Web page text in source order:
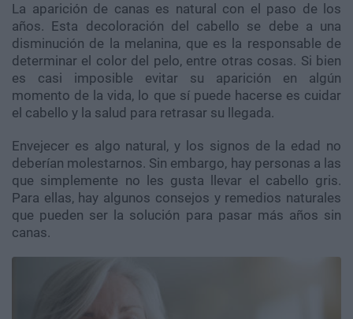
La aparición de canas es natural con el paso de los
años. Esta decoloración del cabello se debe a una
disminución de la melanina, que es la responsable de
determinar el color del pelo, entre otras cosas. Si bien
es casi imposible evitar su aparición en algún
momento de la vida, lo que sí puede hacerse es cuidar
el cabello y la salud para retrasar su llegada.
Envejecer es algo natural, y los signos de la edad no
deberían molestarnos. Sin embargo, hay personas a las
que simplemente no les gusta llevar el cabello gris.
Para ellas, hay algunos consejos y remedios naturales
que pueden ser la solución para pasar más años sin
canas.